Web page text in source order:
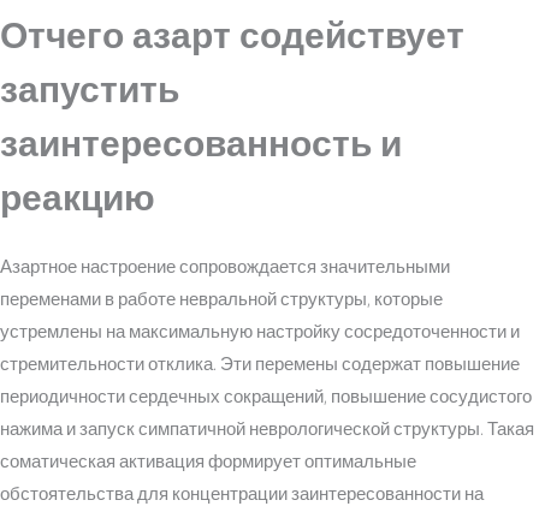
Отчего азарт содействует
запустить
заинтересованность и
реакцию
Азартное настроение сопровождается значительными
переменами в работе невральной структуры, которые
устремлены на максимальную настройку сосредоточенности и
стремительности отклика. Эти перемены содержат повышение
периодичности сердечных сокращений, повышение сосудистого
нажима и запуск симпатичной неврологической структуры. Такая
соматическая активация формирует оптимальные
обстоятельства для концентрации заинтересованности на